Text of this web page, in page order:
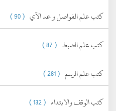
كتب علم الفواصل و عد الآي ( 90 )
كتب علم الضبط ( 87 )
كتب علم الرسم ( 281 )
كتب الوقف والابتداء ( 132 )